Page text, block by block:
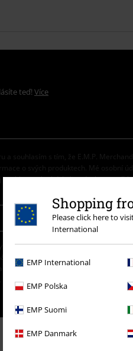
Shopping
Please click here to
International
EMP International
EMP Polska
EMP Suomi
EMP Danmark
teď! Více
a souhlasím s tím, že E.M.P.
o svých produktech. Mé osobní
souhlas mohu kdykoliv odvolat na
Odebírat
Nelze kombinovat s jinými slevovými
košíku. Nevztahuje se na
Die Ärzte, Die Toten Hosen, Feine